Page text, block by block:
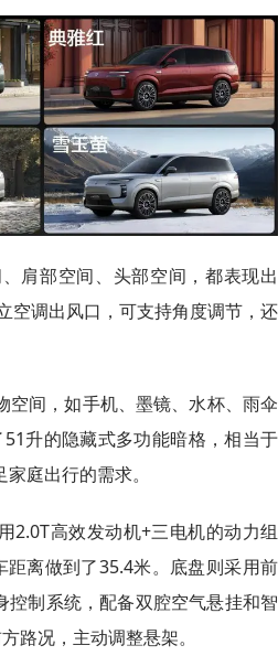
肩部空间、头部空间，都表现出
空调出风口，可支持角度调节，还
空间，如手机、墨镜、水杯、雨伞
升的隐藏式多功能暗格，相当于
庭出行的需求。
2.0T高效发动机+三电机的动力组
离做到了35.4米。底盘则采用前
制系统，配备双腔空气悬挂和智
路况，主动调整悬架。